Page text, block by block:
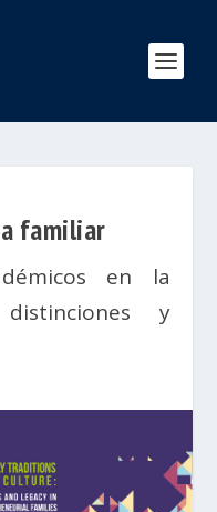
familiar
en la
distinciones y